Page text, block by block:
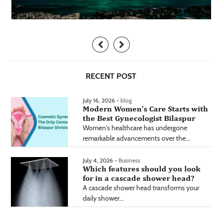
RECENT POST
July 16, 2026 - blog
Modern Women’s Care Starts with
the Best Gynecologist Bilaspur
Women's healthcare has undergone
remarkable advancements over the...
July 4, 2026 - Business
Which features should you look
for in a cascade shower head?
A cascade shower head transforms your
daily shower...